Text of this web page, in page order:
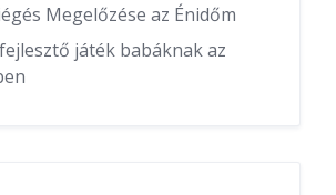
Megelőzése az Énidőm
játék babáknak az